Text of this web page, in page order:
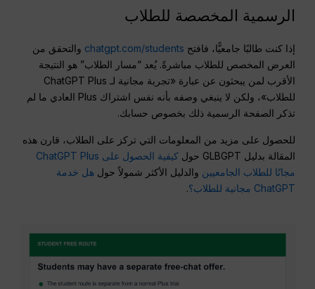
الرسمية المخصصة للطلاب
إذا كنت طالبًا جامعيًّا، فافتح chatgpt.com/students والتحقق من
العرض المخصص للطلاب مباشرةً. يُعد “مسار الطلاب” هو النتيجة
الأقرب لمن يبحثون عن عبارة «تجربة مجانية لـ ChatGPT Plus
للطلاب»، ولكن لا ينبغي وصفه بأنه نفس اشتراك Plus العادي ما لم
تذكر الصفحة الرسمية ذلك بخصوص حسابك.
للحصول على مزيد من المعلومات التي تركز على الطلاب، قارن هذه
المقالة بدليل GLBGPT حول
كيفية الحصول على ChatGPT Plus
مجانًا للطلاب الجامعيين والدليل الأكثر شمولاً حولهل خدمة
ChatGPT مجانية للطلاب؟
.